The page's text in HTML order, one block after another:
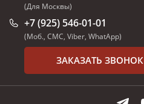
(Для Москвы)
+7 (925) 546-01-01
(Моб., СМС, Viber, WhatApp)
ЗАКАЗАТЬ ЗВОНОК